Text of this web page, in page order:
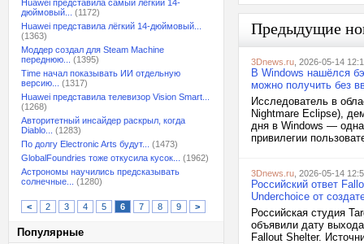
Huawei представила самый лёгкий 14-
дюймовый...
(1172)
Huawei представила лёгкий 14-дюймовый...
(1363)
Моддер создал для Steam Machine
переднюю...
(1395)
Time начал показывать ИИ отдельную
версию...
(1317)
Huawei представила телевизор Vision Smart...
(1268)
Авторитетный инсайдер раскрыл, когда
Diablo...
(1283)
По долгу Electronic Arts будут...
(1473)
GlobalFoundries тоже откусила кусок...
(1962)
Астрономы научились предсказывать
солнечные...
(1280)
< 2 3 4 5 6 7 8 9 >
Популярные
Предыдущие
3Dnews.ru , 2026-05-14
В Windows нашёлся
можно получить без
Исследователь в
Nightmare Eclipse),
дня в Windows —
привилегии
3Dnews.ru , 2026-05-14
Российский ответ
Underchoice от
Российская студия
объявили дату
Fallout Shelter.